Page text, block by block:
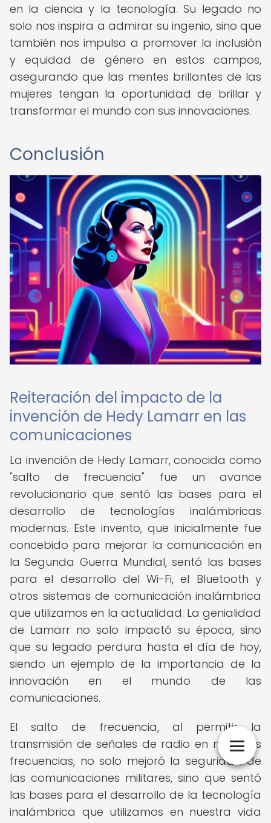
en la ciencia y la tecnología. Su legado no
solo nos inspira a admirar su ingenio, sino que
también nos impulsa a promover la inclusión
y equidad de género en estos campos,
asegurando que las mentes brillantes de las
mujeres tengan la oportunidad de brillar y
transformar el mundo con sus innovaciones.
Conclusión
Reiteración del impacto de la
invención de Hedy Lamarr en las
comunicaciones
La invención de Hedy Lamarr, conocida como
"salto de frecuencia" fue un avance
revolucionario que sentó las bases para el
desarrollo de tecnologías inalámbricas
modernas. Este invento, que inicialmente fue
concebido para mejorar la comunicación en
la Segunda Guerra Mundial, sentó las bases
para el desarrollo del Wi-Fi, el Bluetooth y
otros sistemas de comunicación inalámbrica
que utilizamos en la actualidad. La genialidad
de Lamarr no solo impactó su época, sino
que su legado perdura hasta el día de hoy,
siendo un ejemplo de la importancia de la
innovación en el mundo de las
comunicaciones.
El salto de frecuencia, al permitir la
transmisión de señales de radio en múltiples
frecuencias, no solo mejoró la seguridad de
las comunicaciones militares, sino que sentó
las bases para el desarrollo de la tecnología
inalámbrica que utilizamos en nuestra vida